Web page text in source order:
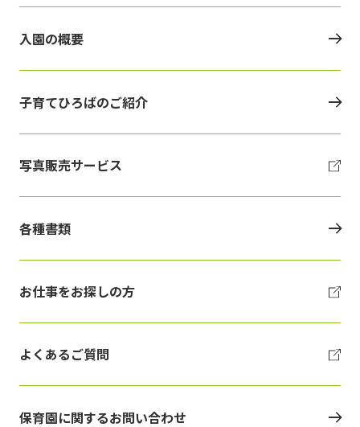
入園の概要
子育てひろばのご紹介
写真販売サービス
各種書類
お仕事をお探しの方
よくあるご質問
保育園に関するお問い合わせ